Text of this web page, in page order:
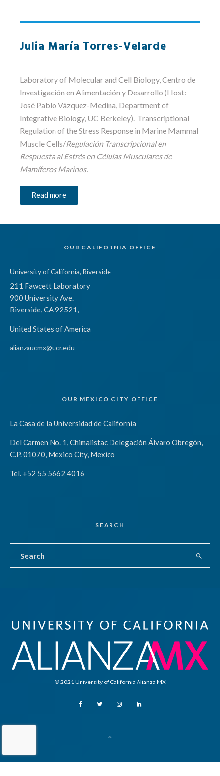
Julia María Torres-Velarde
Laboratory of Molecular and Cell Biology, Centro de
Investigación en Alimentación y Desarrollo (Host:
José Pablo Vázquez-Medina, Department of
Integrative Biology, UC Berkeley). Transcriptional
Regulation of the Stress Response in Marine Mammal
Muscle Cells/Regulación Transcripcional en
Respuesta al Estrés en Células Musculares de
Mamíferos Marinos.
Read more
OUR CALIFORNIA OFFICE
University of California, Riverside
211 Fawcett Laboratory
900 University Ave.
Riverside, CA 92521,
United States of America
alianzaucmx@ucr.edu
OUR MEXICO CITY OFFICE
La Casa de la Universidad de California
Del Carmen No. 1, Chimalistac Delegación Álvaro Obregón,
C.P. 01070, Mexico City, Mexico
Tel. +52 55 5662 4016
SEARCH
© 2021 University of California Alianza MX